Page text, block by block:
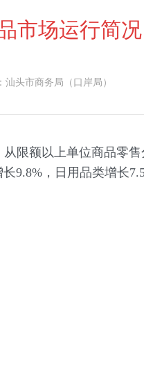
市场运行简况
汕头市商务局（口岸局）
限额以上单位商品零
9.8%，日用品类增长